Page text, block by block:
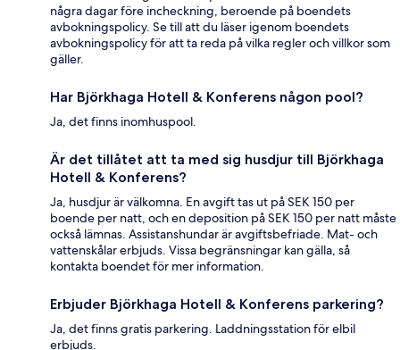
några dagar före incheckning, beroende på boendets
avbokningspolicy. Se till att du läser igenom boendets
avbokningspolicy för att ta reda på vilka regler och villkor som
gäller.
Har Björkhaga Hotell & Konferens någon pool?
Ja, det finns inomhuspool.
Är det tillåtet att ta med sig husdjur till Björkhaga
Hotell & Konferens?
Ja, husdjur är välkomna. En avgift tas ut på SEK 150 per
boende per natt, och en deposition på SEK 150 per natt måste
också lämnas. Assistanshundar är avgiftsbefriade. Mat- och
vattenskålar erbjuds. Vissa begränsningar kan gälla, så
kontakta boendet för mer information.
Erbjuder Björkhaga Hotell & Konferens parkering?
Ja, det finns gratis parkering. Laddningsstation för elbil
erbjuds.